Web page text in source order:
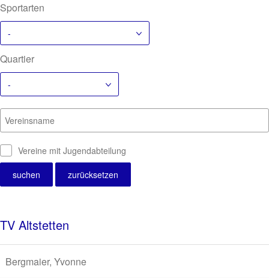
Sportarten
-
Quartier
-
Vereinsname
Vereine mit Jugendabteilung
TV Altstetten
Bergmaier, Yvonne